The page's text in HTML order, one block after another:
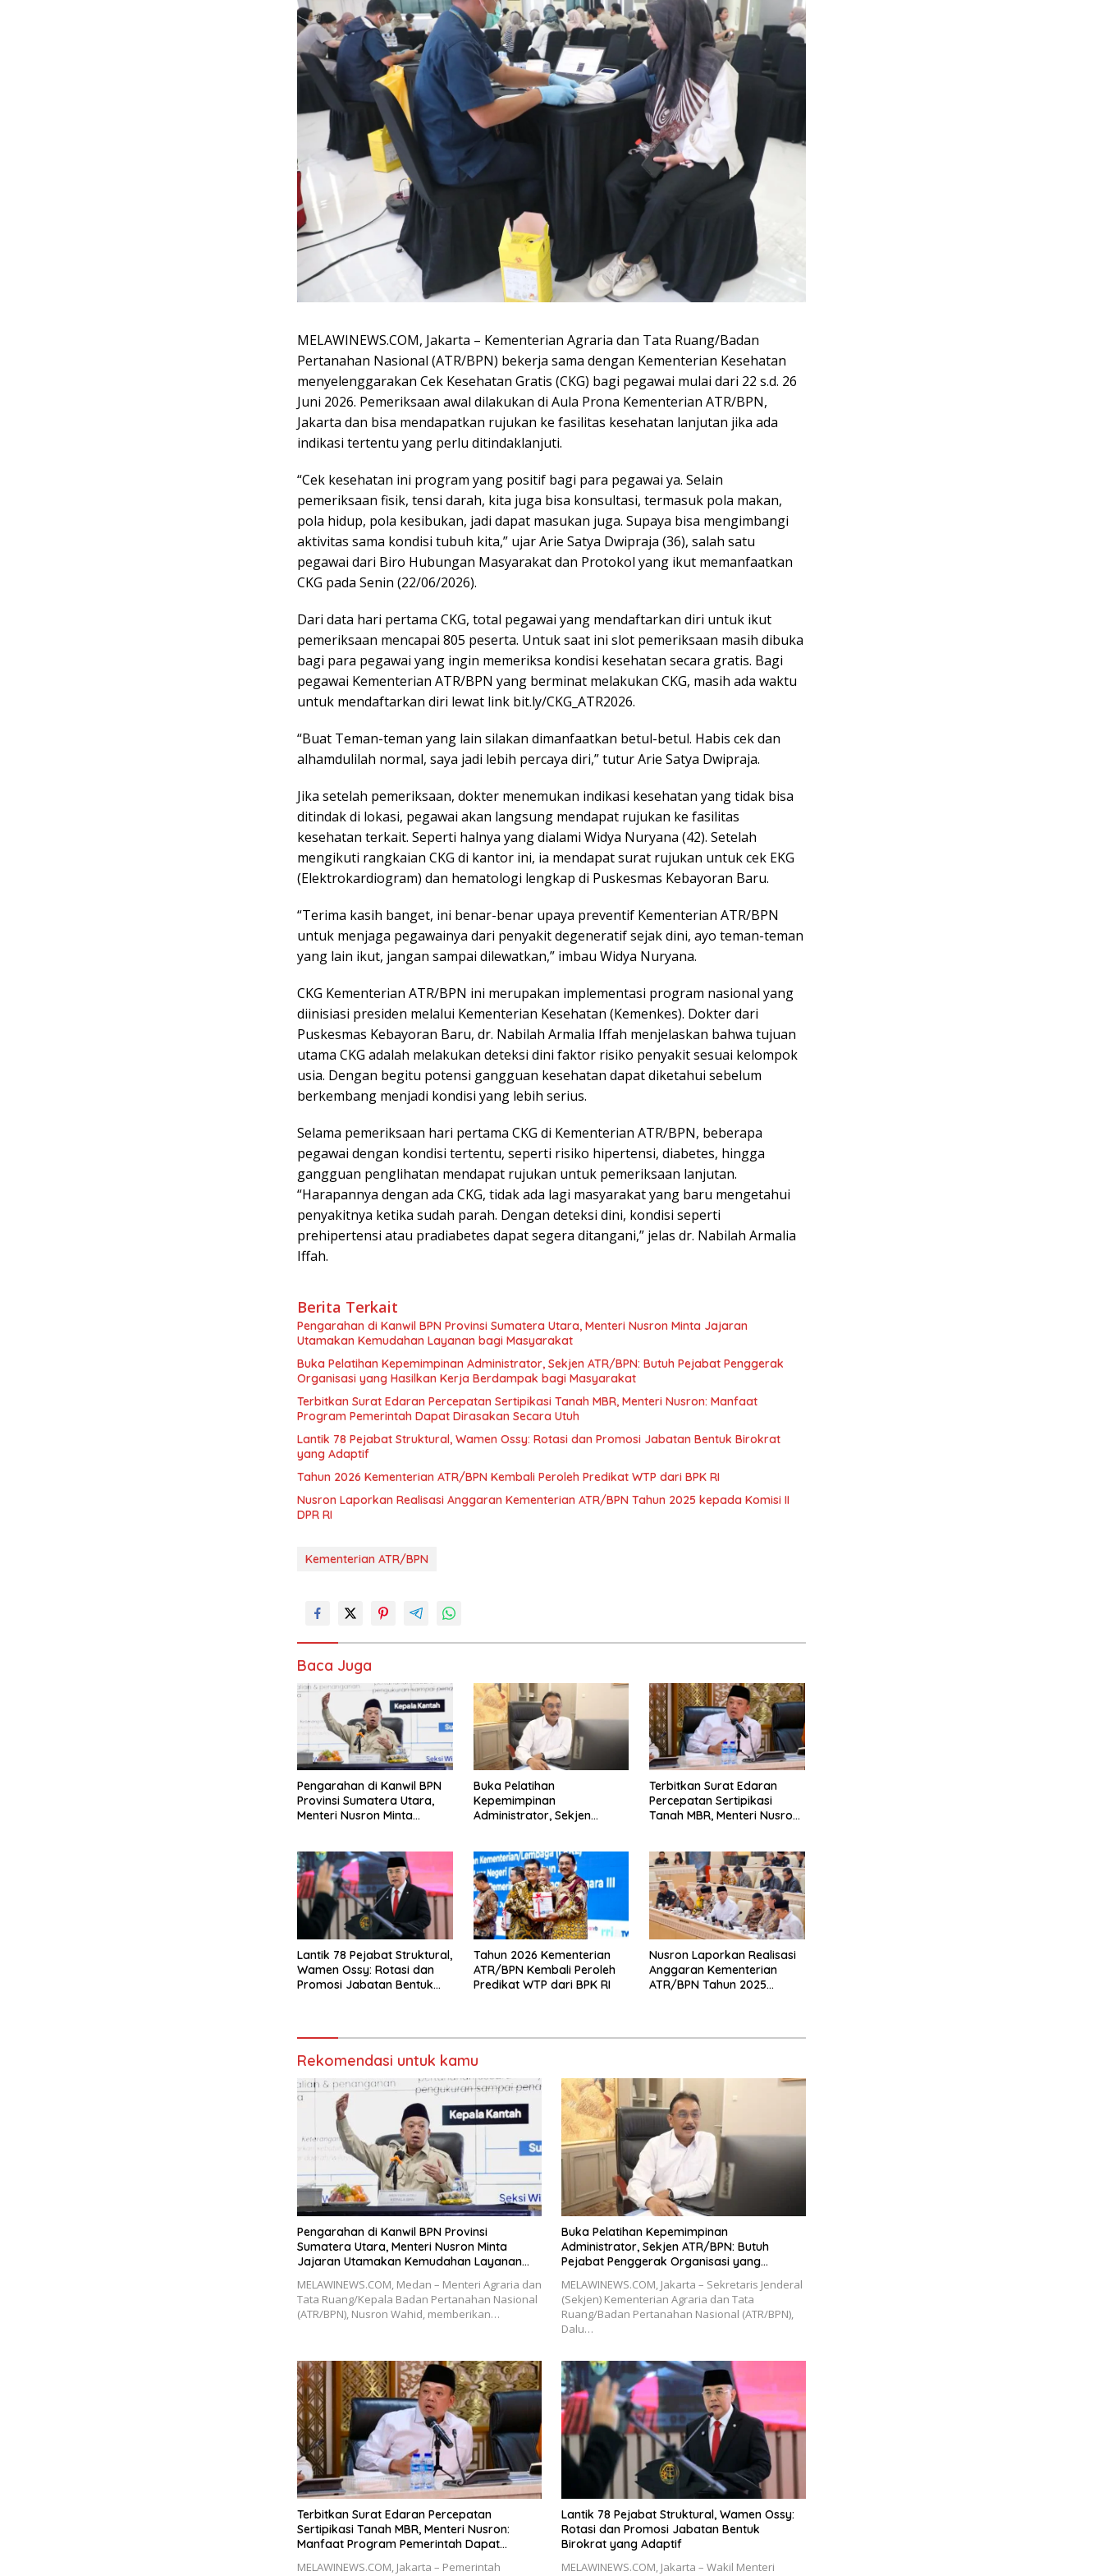
MELAWINEWS.COM, Jakarta – Kementerian Agraria dan Tata Ruang/Badan
Pertanahan Nasional (ATR/BPN) bekerja sama dengan Kementerian Kesehatan
menyelenggarakan Cek Kesehatan Gratis (CKG) bagi pegawai mulai dari 22 s.d. 26
Juni 2026. Pemeriksaan awal dilakukan di Aula Prona Kementerian ATR/BPN,
Jakarta dan bisa mendapatkan rujukan ke fasilitas kesehatan lanjutan jika ada
indikasi tertentu yang perlu ditindaklanjuti.
“Cek kesehatan ini program yang positif bagi para pegawai ya. Selain
pemeriksaan fisik, tensi darah, kita juga bisa konsultasi, termasuk pola makan,
pola hidup, pola kesibukan, jadi dapat masukan juga. Supaya bisa mengimbangi
aktivitas sama kondisi tubuh kita,” ujar Arie Satya Dwipraja (36), salah satu
pegawai dari Biro Hubungan Masyarakat dan Protokol yang ikut memanfaatkan
CKG pada Senin (22/06/2026).
Dari data hari pertama CKG, total pegawai yang mendaftarkan diri untuk ikut
pemeriksaan mencapai 805 peserta. Untuk saat ini slot pemeriksaan masih dibuka
bagi para pegawai yang ingin memeriksa kondisi kesehatan secara gratis. Bagi
pegawai Kementerian ATR/BPN yang berminat melakukan CKG, masih ada waktu
untuk mendaftarkan diri lewat link bit.ly/CKG_ATR2026.
“Buat Teman-teman yang lain silakan dimanfaatkan betul-betul. Habis cek dan
alhamdulilah normal, saya jadi lebih percaya diri,” tutur Arie Satya Dwipraja.
Jika setelah pemeriksaan, dokter menemukan indikasi kesehatan yang tidak bisa
ditindak di lokasi, pegawai akan langsung mendapat rujukan ke fasilitas
kesehatan terkait. Seperti halnya yang dialami Widya Nuryana (42). Setelah
mengikuti rangkaian CKG di kantor ini, ia mendapat surat rujukan untuk cek EKG
(Elektrokardiogram) dan hematologi lengkap di Puskesmas Kebayoran Baru.
“Terima kasih banget, ini benar-benar upaya preventif Kementerian ATR/BPN
untuk menjaga pegawainya dari penyakit degeneratif sejak dini, ayo teman-teman
yang lain ikut, jangan sampai dilewatkan,” imbau Widya Nuryana.
CKG Kementerian ATR/BPN ini merupakan implementasi program nasional yang
diinisiasi presiden melalui Kementerian Kesehatan (Kemenkes). Dokter dari
Puskesmas Kebayoran Baru, dr. Nabilah Armalia Iffah menjelaskan bahwa tujuan
utama CKG adalah melakukan deteksi dini faktor risiko penyakit sesuai kelompok
usia. Dengan begitu potensi gangguan kesehatan dapat diketahui sebelum
berkembang menjadi kondisi yang lebih serius.
Selama pemeriksaan hari pertama CKG di Kementerian ATR/BPN, beberapa
pegawai dengan kondisi tertentu, seperti risiko hipertensi, diabetes, hingga
gangguan penglihatan mendapat rujukan untuk pemeriksaan lanjutan.
“Harapannya dengan ada CKG, tidak ada lagi masyarakat yang baru mengetahui
penyakitnya ketika sudah parah. Dengan deteksi dini, kondisi seperti
prehipertensi atau pradiabetes dapat segera ditangani,” jelas dr. Nabilah Armalia
Iffah.
Berita Terkait
Pengarahan di Kanwil BPN Provinsi Sumatera Utara, Menteri Nusron Minta Jajaran
Utamakan Kemudahan Layanan bagi Masyarakat
Buka Pelatihan Kepemimpinan Administrator, Sekjen ATR/BPN: Butuh Pejabat Penggerak
Organisasi yang Hasilkan Kerja Berdampak bagi Masyarakat
Terbitkan Surat Edaran Percepatan Sertipikasi Tanah MBR, Menteri Nusron: Manfaat
Program Pemerintah Dapat Dirasakan Secara Utuh
Lantik 78 Pejabat Struktural, Wamen Ossy: Rotasi dan Promosi Jabatan Bentuk Birokrat
yang Adaptif
Tahun 2026 Kementerian ATR/BPN Kembali Peroleh Predikat WTP dari BPK RI
Nusron Laporkan Realisasi Anggaran Kementerian ATR/BPN Tahun 2025 kepada Komisi II
DPR RI
Kementerian ATR/BPN
Baca Juga
Pengarahan di Kanwil BPN
Provinsi Sumatera Utara,
Menteri Nusron Minta
Masyarakat
Buka Pelatihan
Kepemimpinan
Administrator, Sekjen
Hasilkan Kerja Berdampak
bagi Masyarakat
Terbitkan Surat Edaran
Percepatan Sertipikasi
Tanah MBR, Menteri Nusron:
Dirasakan Secara Utuh
Lantik 78 Pejabat Struktural,
Wamen Ossy: Rotasi dan
Promosi Jabatan Bentuk
Tahun 2026 Kementerian
ATR/BPN Kembali Peroleh
Predikat WTP dari BPK RI
Nusron Laporkan Realisasi
Anggaran Kementerian
ATR/BPN Tahun 2025
Rekomendasi untuk kamu
Pengarahan di Kanwil BPN Provinsi
Sumatera Utara, Menteri Nusron Minta
Jajaran Utamakan Kemudahan Layanan
MELAWINEWS.COM, Medan – Menteri Agraria dan
Tata Ruang/Kepala Badan Pertanahan Nasional
(ATR/BPN), Nusron Wahid, memberikan…
Buka Pelatihan Kepemimpinan
Administrator, Sekjen ATR/BPN: Butuh
Pejabat Penggerak Organisasi yang
Masyarakat
MELAWINEWS.COM, Jakarta – Sekretaris Jenderal
(Sekjen) Kementerian Agraria dan Tata
Ruang/Badan Pertanahan Nasional (ATR/BPN),
Dalu…
Terbitkan Surat Edaran Percepatan
Sertipikasi Tanah MBR, Menteri Nusron:
Manfaat Program Pemerintah Dapat
MELAWINEWS.COM, Jakarta – Pemerintah
Lantik 78 Pejabat Struktural, Wamen Ossy:
Rotasi dan Promosi Jabatan Bentuk
Birokrat yang Adaptif
MELAWINEWS.COM, Jakarta – Wakil Menteri